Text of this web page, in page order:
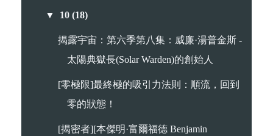
▼ 10(18)
揭露宇宙：第六季第八集：威廉·湯普金斯 -
太陽典獄長(Solar Warden)的創始人
[零極限]最終極的吸引力法則：順流，回到
零的狀態！
[揭密者][本傑明·富爾福德 Benjamin